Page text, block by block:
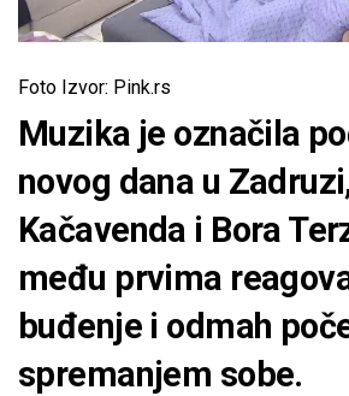
Foto Izvor: Pink.rs
Muzika je označila
novog dana u
Kačavenda i Bora
među prvima
buđenje i odmah
spremanjem sobe.